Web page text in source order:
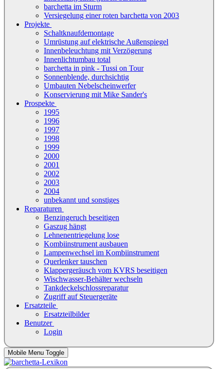
barchetta im Sturm
Versiegelung einer roten barchetta von 2003
Projekte
Schaltknaufdemontage
Umrüstung auf elektrische Außenspiegel
Innenbeleuchtung mit Verzögerung
Innenlichtumbau total
barchetta in pink - Tussi on Tour
Sonnenblende, durchsichtig
Umbauten Nebelscheinwerfer
Konservierung mit Mike Sander's
Prospekte
1995
1996
1997
1998
1999
2000
2001
2002
2003
2004
unbekannt und sonstiges
Reparaturen
Benzingeruch beseitigen
Gaszug hängt
Lehnenentriegelung lose
Kombiinstrument ausbauen
Lampenwechsel im Kombiinstrument
Querlenker tauschen
Klappergeräusch vom KVRS beseitigen
Wischwasser-Behälter wechseln
Tankdeckelschlossreparatur
Zugriff auf Steuergeräte
Ersatzteile
Ersatzteilbilder
Benutzer
Login
Mobile Menu Toggle